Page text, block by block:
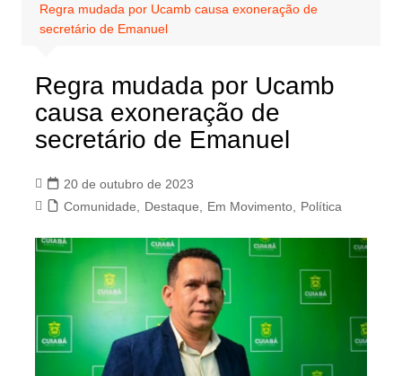
Regra mudada por Ucamb causa exoneração de
secretário de Emanuel
Regra mudada por Ucamb
causa exoneração de
secretário de Emanuel
20 de outubro de 2023
Comunidade
Destaque Em Movimento, Política